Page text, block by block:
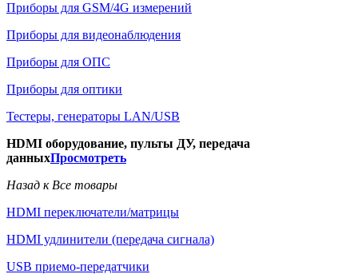
Приборы для GSM/4G измерений
Приборы для видеонаблюдения
Приборы для ОПС
Приборы для оптики
Тестеры, генераторы LAN/USB
HDMI оборудование, пульты ДУ, передача
данныхПросмотреть
Назад к Все товары
HDMI переключатели/матрицы
HDMI удлинители (передача сигнала)
USB приемо-передатчики